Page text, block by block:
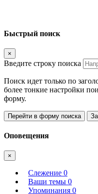
Быстрый поиск
×
Введите строку поиска
Поиск идет только по
более тонкие настройки
форму.
Перейти в форму поиска
Оповещения
×
Слежение 0
Ваши темы 0
Упоминания 0